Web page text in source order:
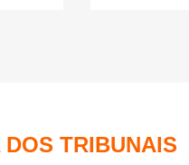
DOS TRIBUNAIS